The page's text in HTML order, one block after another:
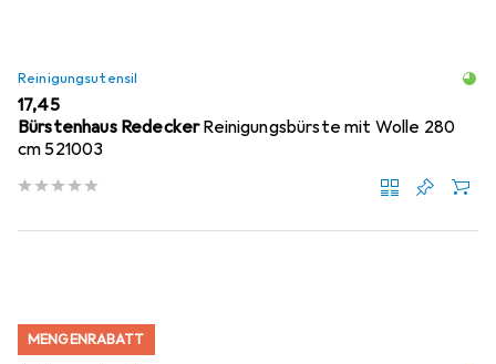
Reinigungsutensil
EUR
17,45
Bürstenhaus RedeckerReinigungsbürste mit Wolle 280
cm 521003
MENGENRABATT